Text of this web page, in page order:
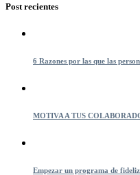
Post recientes
6 Razones por las que las
MOTIVA A TUS
Empezar un programa de